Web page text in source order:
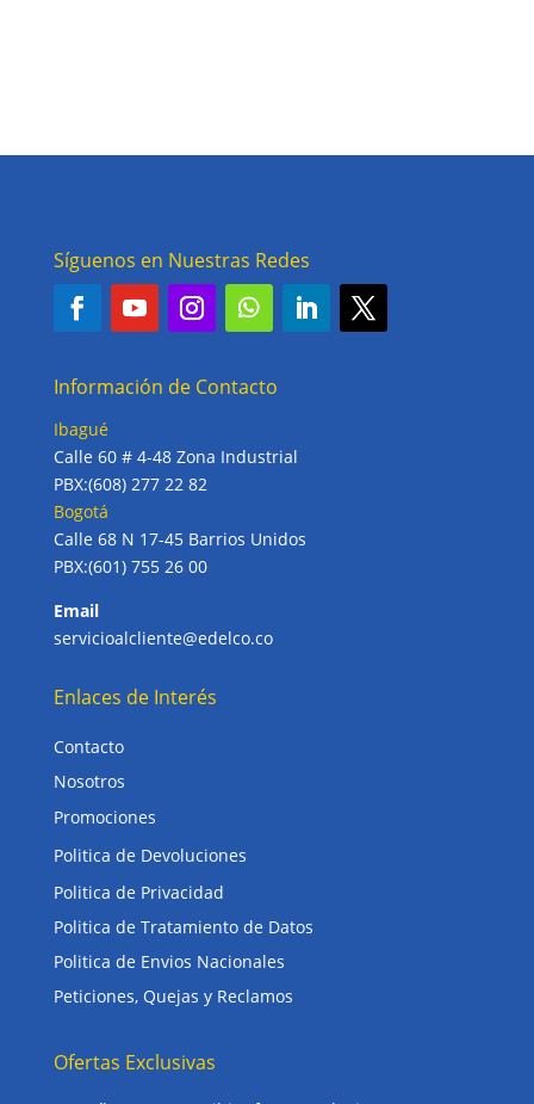
Síguenos en Nuestras Redes
Información de Contacto
Ibagué
Calle 60 # 4-48 Zona Industrial
PBX:(608) 277 22 82
Bogotá
Calle 68 N 17-45 Barrios Unidos
PBX:(601) 755 26 00
Email
servicioalcliente@edelco.co
Enlaces de Interés
Contacto
Nosotros
Promociones
Politica de Devoluciones
Politica de Privacidad
Politica de Tratamiento de Datos
Politica de Envios Nacionales
Peticiones, Quejas y Reclamos
Ofertas Exclusivas